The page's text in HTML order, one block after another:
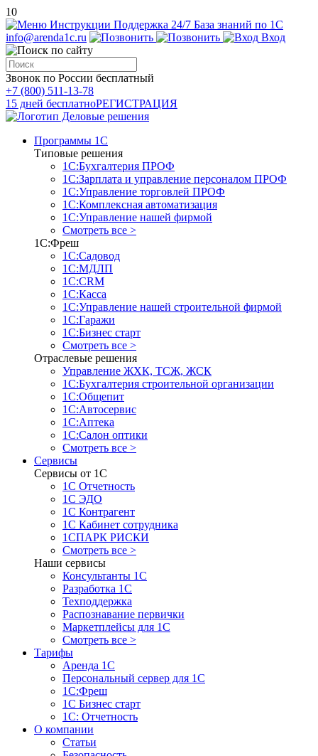
10
Инструкции Поддержка 24/7 База знаний по 1С
info@arenda1c.ru
Вход
Звонок по России бесплатный
+7 (800) 511-13-78
15 дней бесплатноРЕГИСТРАЦИЯ
Программы 1С
Типовые решения
1С:Бухгалтерия ПРОФ
1С:Зарплата и управление персоналом ПРОФ
1С:Управление торговлей ПРОФ
1С:Комплексная автоматизация
1С:Управление нашей фирмой
Смотреть все >
1С:Фреш
1С:Садовод
1С:МДЛП
1С:CRM
1С:Касса
1С:Управление нашей строительной фирмой
1С:Гаражи
1С:Бизнес старт
Смотреть все >
Отраслевые решения
Управление ЖХК, ТСЖ, ЖСК
1С:Бухгалтерия строительной организации
1С:Общепит
1С:Автосервис
1С:Аптека
1С:Салон оптики
Смотреть все >
Сервисы
Сервисы от 1С
1С Отчетность
1С ЭДО
1С Контрагент
1С Кабинет сотрудника
1СПАРК РИСКИ
Смотреть все >
Наши сервисы
Консультанты 1С
Разработка 1С
Техподдержка
Распознавание первички
Маркетплейсы для 1С
Смотреть все >
Тарифы
Аренда 1С
Персональный сервер для 1С
1С:Фреш
1С Бизнес старт
1С: Отчетность
О компании
Статьи